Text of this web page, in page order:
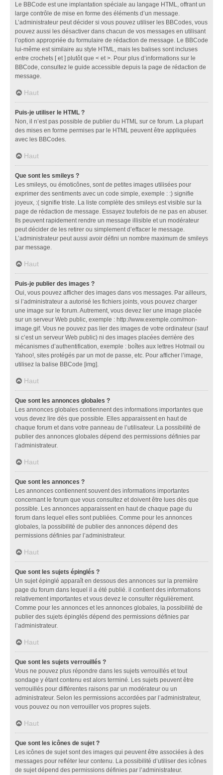
Le BBCode est une implantation spéciale au langage HTML, offrant un
large contrôle de mise en forme des éléments d’un message.
L’administrateur peut décider si vous pouvez utiliser les BBCodes, vous
pouvez aussi les désactiver dans chacun de vos messages en utilisant
l’option appropriée du formulaire de rédaction de message. Le BBCode
lui-même est similaire au style HTML, mais les balises sont incluses
entre crochets [ et ] plutôt que < et >. Pour plus d’informations sur le
BBCode, consultez le guide accessible depuis la page de rédaction de
message.
Haut
Puis-je utiliser le HTML ?
Non, il n’est pas possible de publier du HTML sur ce forum. La plupart
des mises en forme permises par le HTML peuvent être appliquées
avec les BBCodes.
Haut
Que sont les smileys ?
Les smileys, ou émoticônes, sont de petites images utilisées pour
exprimer des sentiments avec un code simple, exemple : :) signifie
joyeux, :( signifie triste. La liste complète des smileys est visible sur la
page de rédaction de message. Essayez toutefois de ne pas en abuser.
Ils peuvent rapidement rendre un message illisible et un modérateur
peut décider de les retirer ou simplement d’effacer le message.
L’administrateur peut aussi avoir défini un nombre maximum de smileys
par message.
Haut
Puis-je publier des images ?
Oui, vous pouvez afficher des images dans vos messages. Par ailleurs,
si l’administrateur a autorisé les fichiers joints, vous pouvez charger
une image sur le forum. Autrement, vous devez lier une image placée
sur un serveur Web public, exemple : http://www.exemple.com/mon-
image.gif. Vous ne pouvez pas lier des images de votre ordinateur (sauf
si c’est un serveur Web public) ni des images placées derrière des
mécanismes d’authentification, exemple : boîtes aux lettres Hotmail ou
Yahoo!, sites protégés par un mot de passe, etc. Pour afficher l’image,
utilisez la balise BBCode [img].
Haut
Que sont les annonces globales ?
Les annonces globales contiennent des informations importantes que
vous devez lire dès que possible. Elles apparaissent en haut de
chaque forum et dans votre panneau de l’utilisateur. La possibilité de
publier des annonces globales dépend des permissions définies par
l’administrateur.
Haut
Que sont les annonces ?
Les annonces contiennent souvent des informations importantes
concernant le forum que vous consultez et doivent être lues dès que
possible. Les annonces apparaissent en haut de chaque page du
forum dans lequel elles sont publiées. Comme pour les annonces
globales, la possibilité de publier des annonces dépend des
permissions définies par l’administrateur.
Haut
Que sont les sujets épinglés ?
Un sujet épinglé apparaît en dessous des annonces sur la première
page du forum dans lequel il a été publié. il contient des informations
relativement importantes et vous devez le consulter régulièrement.
Comme pour les annonces et les annonces globales, la possibilité de
publier des sujets épinglés dépend des permissions définies par
l’administrateur.
Haut
Que sont les sujets verrouillés ?
Vous ne pouvez plus répondre dans les sujets verrouillés et tout
sondage y étant contenu est alors terminé. Les sujets peuvent être
verrouillés pour différentes raisons par un modérateur ou un
administrateur. Selon les permissions accordées par l’administrateur,
vous pouvez ou non verrouiller vos propres sujets.
Haut
Que sont les icônes de sujet ?
Les icônes de sujet sont des images qui peuvent être associées à des
messages pour refléter leur contenu. La possibilité d’utiliser des icônes
de sujet dépend des permissions définies par l’administrateur.